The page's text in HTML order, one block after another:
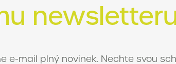
e-mail plný novinek. Nechte svou